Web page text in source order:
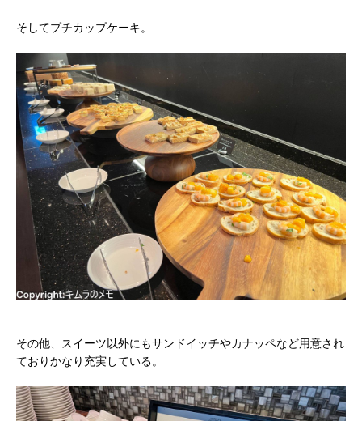
そしてプチカップケーキ。
その他、スイーツ以外にもサンドイッチやカナッペなど用意され
ておりかなり充実している。